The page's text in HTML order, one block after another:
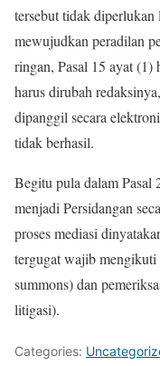
tersebut tidak
mewujudkan peradilan
ringan, Pasal 15 ayat
harus dirubah
dipanggil secara
tidak berhasil.
Begitu pula dalam Pasal
menjadi Persidangan
proses mediasi
tergugat wajib mengikuti
summons) dan
litigasi).
Categories: